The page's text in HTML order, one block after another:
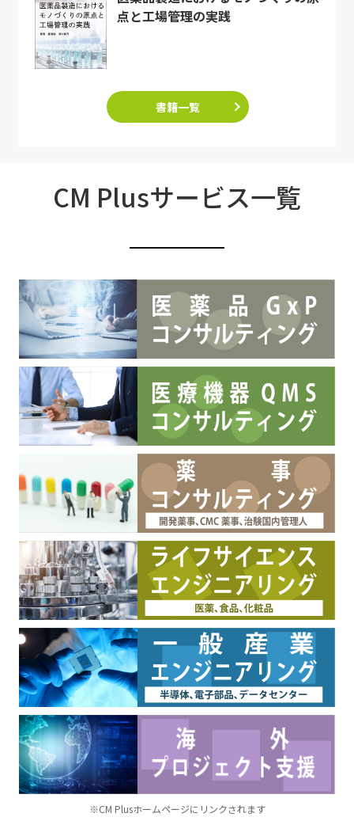
点と工場管理の実践
書籍一覧
CM Plusサービス一覧
※CM Plusホームページにリンクされます